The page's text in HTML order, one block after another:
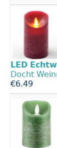
LED
Docht
€6.49